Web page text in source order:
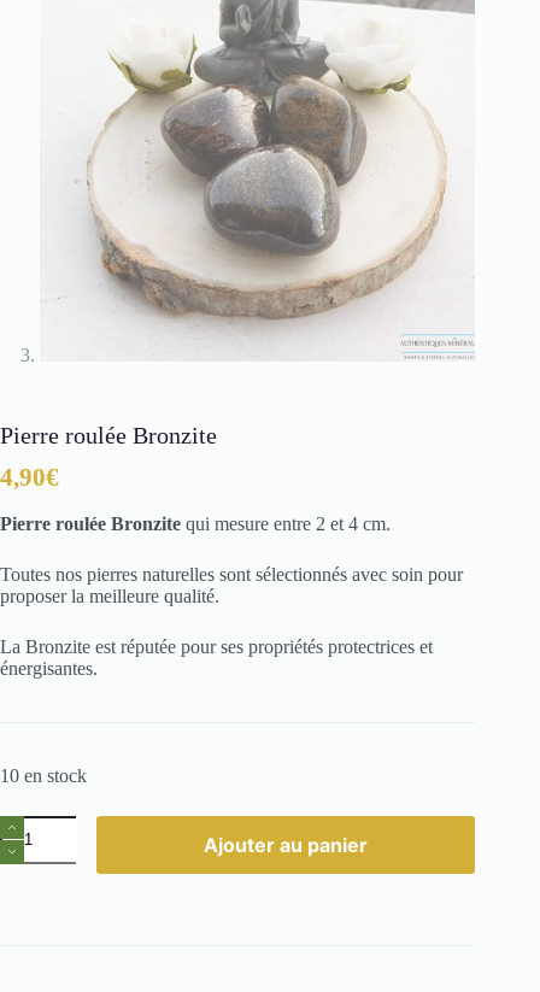
Pierre roulée Bronzite
4,90€
Pierre roulée Bronzite qui mesure entre 2 et 4 cm.
Toutes nos pierres naturelles sont sélectionnés avec soin pour
proposer la meilleure qualité.
La Bronzite est réputée pour ses propriétés protectrices et
énergisantes.
10 en stock
quantité
de
Pierre
Ajouter au panier